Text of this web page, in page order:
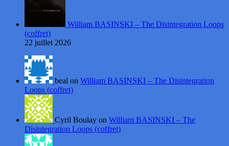
William BASINSKI – The Disintegration Loops
(coffret)
22 juillet 2026
beal on William BASINSKI – The Disintegration
Loops (coffret)
Cyril Boulay on William BASINSKI – The
Disintegration Loops (coffret)